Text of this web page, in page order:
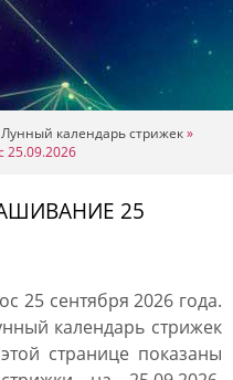
Лунный календарь стрижек»
25.09.2026
25
25 сентября 2026 года.
календарь стрижек
странице показаны